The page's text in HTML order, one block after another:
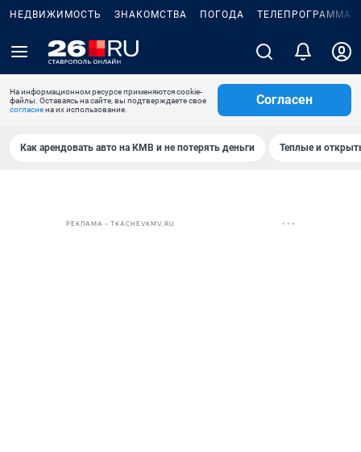
НЕДВИЖИМОСТЬ ЗНАКОМСТВА ПОГОДА ТЕЛЕПРОГРАММА
На информационном ресурсе применяются cookie-
файлы. Оставаясь на сайте, вы подтверждаете свое
согласиена их использование.
Согласен
Как арендовать авто на КМВ и не потерять деньги Теплые и
РЕКЛАМА • TKACHEVKMV.RU